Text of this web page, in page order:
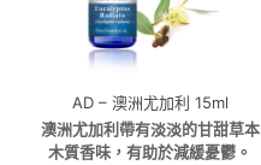
AD – 澳洲尤加利 15ml
澳洲尤加利帶有淡淡的甘甜草本
木質香味，有助於減緩憂鬱。